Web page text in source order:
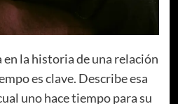
en la historia de una relación
es clave. Describe esa
uno hace tiempo para su